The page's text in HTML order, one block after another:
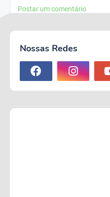
Postar um comentário
Nossas Redes